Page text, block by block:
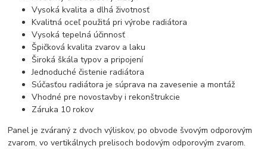
Vysoká kvalita a dlhá životnosť
Kvalitná oceľ použitá pri výrobe radiátora
Vysoká tepelná účinnosť
Špičková kvalita zvarov a laku
Široká škála typov a pripojení
Jednoduché čistenie radiátora
Súčasťou radiátora je súprava na zavesenie a montáž
Vhodné pre novostavby i rekonštrukcie
Záruka 10 rokov
Panel je zváraný z dvoch výliskov, po obvode švovým odporovým
zvarom, vo vertikálnych prelisoch bodovým odporovým zvarom.